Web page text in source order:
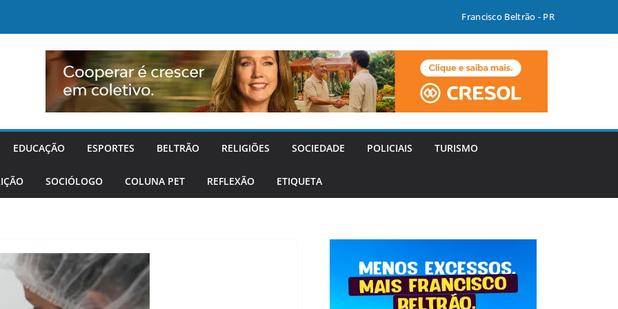
Francisco Beltrão - PR
EDUCAÇÃO ESPORTES BELTRÃO RELIGIÕES SOCIEDADE POLICIAIS TURISMO
SOCIÓLOGO COLUNA PET REFLEXÃO ETIQUETA